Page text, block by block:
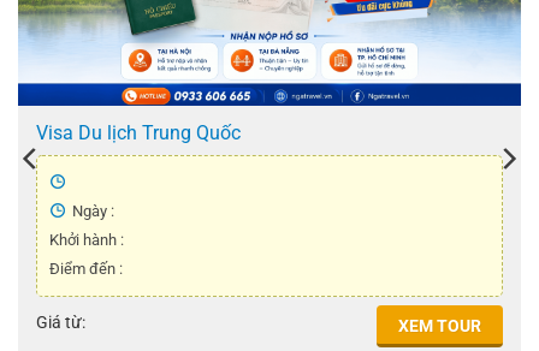
Visa Du lịch Trung Quốc
Ngày :
Khởi hành :
Điểm đến :
Giá từ: XEM TOUR